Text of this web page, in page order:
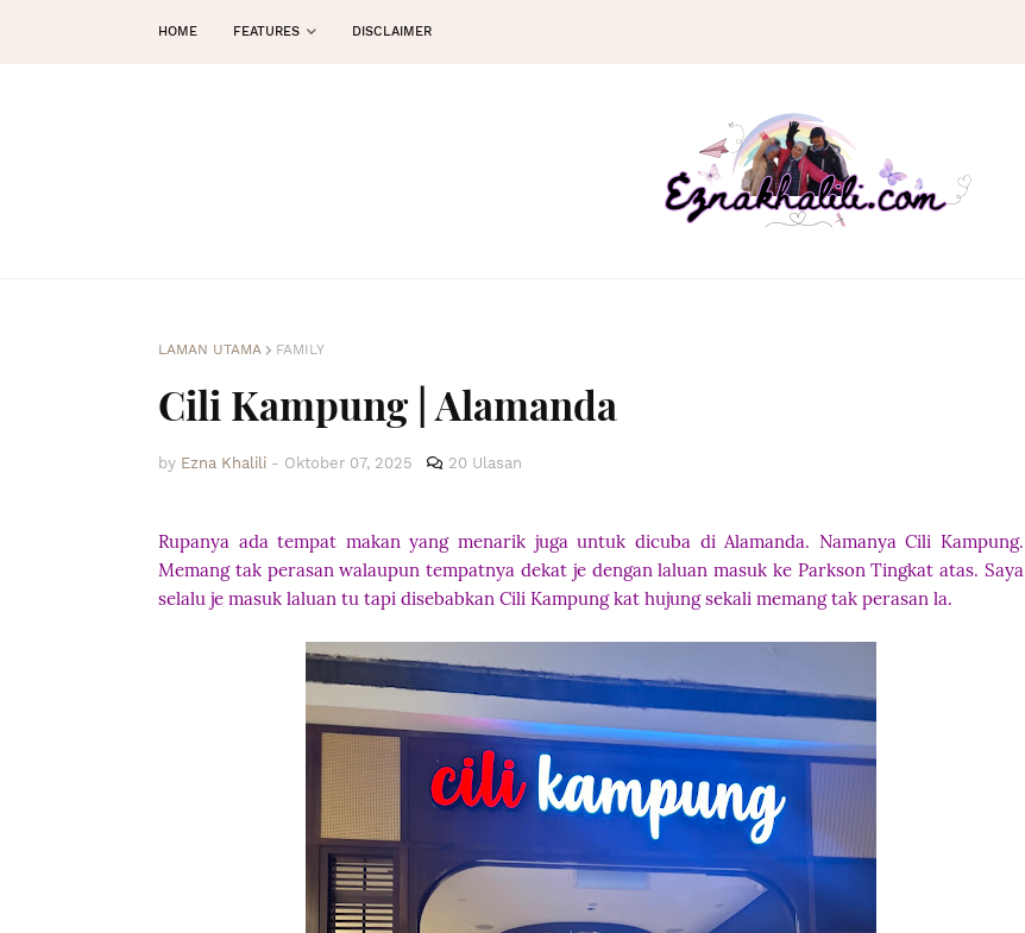
HOME FEATURES DISCLAIMER
LAMAN UTAMA FAMILY
Cili Kampung | Alamanda
by Ezna Khalili - Oktober 07, 2025 20 Ulasan
Rupanya ada tempat makan yang menarik juga untuk dicuba di Alamanda. Namanya Cili Kampung.
Memang tak perasan walaupun tempatnya dekat je dengan laluan masuk ke Parkson Tingkat atas. Saya
selalu je masuk laluan tu tapi disebabkan Cili Kampung kat hujung sekali memang tak perasan la.